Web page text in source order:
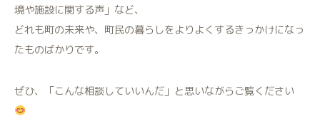
境や施設に関する声」など、
どれも町の未来や、町民の暮らしをよりよくするきっかけになっ
たものばかりです。
ぜひ、「こんな相談していいんだ」と思いながらご覧ください